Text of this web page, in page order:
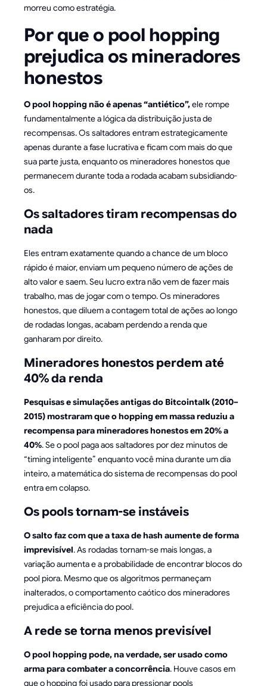
morreu como estratégia.
Por que o pool hopping
prejudica os mineradores
honestos
O pool hopping não é apenas “antiético”,ele rompe
fundamentalmente a lógica da distribuição justa de
recompensas. Os saltadores entram estrategicamente
apenas durante a fase lucrativa e ficam com mais do que
sua parte justa, enquanto os mineradores honestos que
permanecem durante toda a rodada acabam subsidiando-
os.
Os saltadores tiram recompensas do
nada
Eles entram exatamente quando a chance de um bloco
rápido é maior, enviam um pequeno número de ações de
alto valor e saem. Seu lucro extra não vem de fazer mais
trabalho, mas de jogar com o tempo. Os mineradores
honestos, que diluem a contagem total de ações ao longo
de rodadas longas, acabam perdendo a renda que
ganharam por direito.
Mineradores honestos perdem até
40% da renda
Pesquisas e simulações antigas do Bitcointalk (2010–
2015) mostraram que o hopping em massa reduziu a
recompensa para mineradores honestos em 20% a
40%. Se o pool paga aos saltadores por dez minutos de
“timing inteligente” enquanto você mina durante um dia
inteiro, a matemática do sistema de recompensas do pool
entra em colapso.
Os pools tornam-se instáveis
O salto faz com que a taxa de hash aumente de forma
imprevisível. As rodadas tornam-se mais longas, a
variação aumenta e a probabilidade de encontrar blocos do
pool piora. Mesmo que os algoritmos permaneçam
inalterados, o comportamento caótico dos mineradores
prejudica a eficiência do pool.
A rede se torna menos previsível
O pool hopping pode, na verdade, ser usado como
arma para combater a concorrência. Houve casos em
que o hopping foi usado para pressionar pools